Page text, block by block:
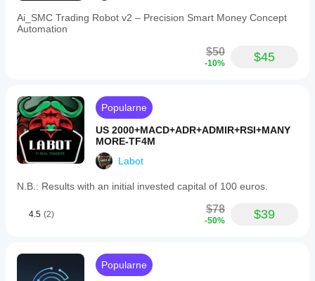
Ai_SMC Trading Robot v2 – Precision Smart Money Concept
Automation
$50
-10% $45
Popularne
US 2000+MACD+ADR+ADMIR+RSI+MANY
MORE-TF4M
Labot
N.B.: Results with an initial invested capital of 100 euros.
4.5 (2) $78
-50% $39
Popularne